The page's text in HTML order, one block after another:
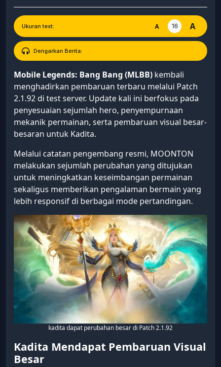
Ukuran text: A 16 A
Dengarkan Berita:
Mobile Legends: Bang Bang (MLBB) kembali
menghadirkan pembaruan terbaru melalui Patch
2.1.92 di test server. Update kali ini berfokus pada
penyesuaian sejumlah hero, penyempurnaan
mekanik permainan, serta pembaruan visual besar-
besaran untuk Kadita.
Melalui catatan pengembang resmi, MOONTON
melakukan sejumlah perubahan yang ditujukan
untuk meningkatkan keseimbangan permainan
sekaligus memberikan pengalaman bermain yang
lebih responsif di berbagai mode pertandingan.
kadita dapat perubahan besar di Patch 2.1.92
Kadita Mendapat Pembaruan Visual
Besar